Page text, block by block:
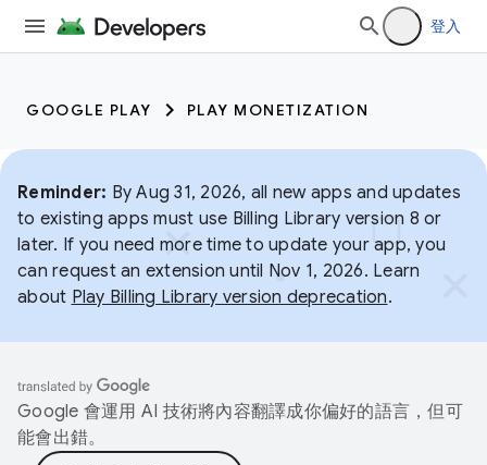
登入
GOOGLE PLAY PLAY MONETIZATION
Reminder: By Aug 31, 2026, all new apps and updates
to existing apps must use Billing Library version 8 or
later. If you need more time to update your app, you
can request an extension until Nov 1, 2026. Learn
about Play Billing Library version deprecation.
Google 會運用 AI 技術將內容翻譯成你偏好的語言，但可
能會出錯。